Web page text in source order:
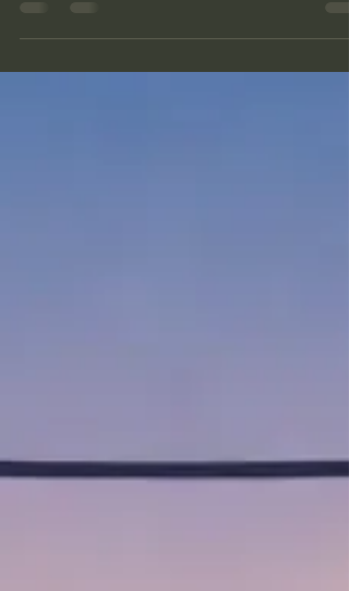
smak, värme och energi hela dagen med ny